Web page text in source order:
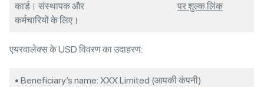
कार्ड। संस्थापक और
कर्मचारियों के लिए।
पर शुल्क लिंक
एयरवालेक्स के USD विवरण का उदाहरण:
• Beneficiary’s name: XXX Limited (आपकी कंपनी)